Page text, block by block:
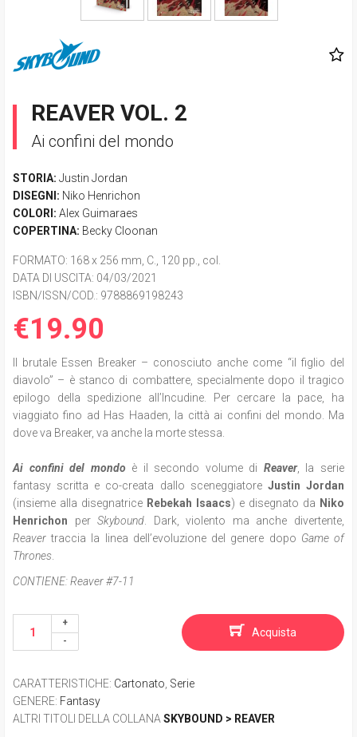
REAVER VOL. 2
Ai confini del mondo
STORIA: Justin Jordan
DISEGNI: Niko Henrichon
COLORI: Alex Guimaraes
COPERTINA: Becky Cloonan
FORMATO: 168 x 256 mm, C., 120 pp., col.
DATA DI USCITA: 04/03/2021
ISBN/ISSN/COD.: 9788869198243
€19.90
Il brutale Essen Breaker – conosciuto anche come “il figlio del
diavolo” – è stanco di combattere, specialmente dopo il tragico
epilogo della spedizione all’Incudine. Per cercare la pace, ha
viaggiato fino ad Has Haaden, la città ai confini del mondo. Ma
dove va Breaker, va anche la morte stessa.
Ai confini del mondoè il secondo volume di Reaver, la serie
fantasy scritta e co-creata dallo sceneggiatore Justin Jordan
(insieme alla disegnatrice Rebekah Isaacs) e disegnato da Niko
Henrichon perSkybound . Dark, violento ma anche divertente,
Reaver traccia la linea dell’evoluzione del genere dopo Game of
Thrones
CONTIENE:Reaver #7-11
Acquista
CARATTERISTICHE: Cartonato Serie
GENERE: Fantasy
ALTRI TITOLI DELLA COLLANA SKYBOUND > REAVER